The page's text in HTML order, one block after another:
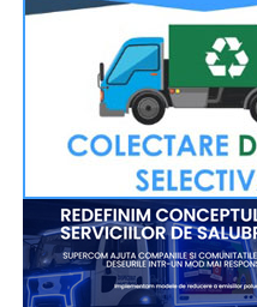
posibilitatea de a participa.
transmis în direct pe
Târgoviștei.
La fel ca și în anii
marți, 11 august, tinerii
parohiale vor igieniza,
zona Parcului Mitropoliei.
„Așa cum se întâmplă la
dintre concetățenii noștri